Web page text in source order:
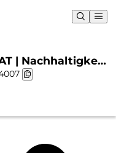
| Nachhaltigkeit